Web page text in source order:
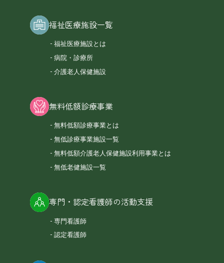
福祉医療施設一覧
福祉医療施設とは
病院・診療所
介護老人保健施設
無料低額診療事業
無料低額診療事業とは
無低診療事業施設一覧
無料低額介護老人保健施設利用事業とは
無低老健施設一覧
専門・認定看護師の活動支援
専門看護師
認定看護師